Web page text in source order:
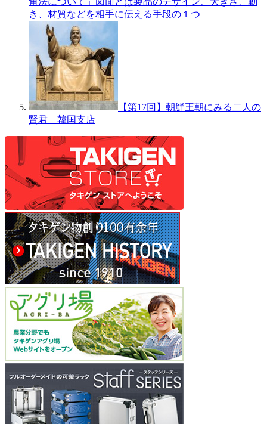
き、材質などを相手に伝える手段の１つ
【第17回】朝鮮王朝にみる二人の
賢君 韓国支店